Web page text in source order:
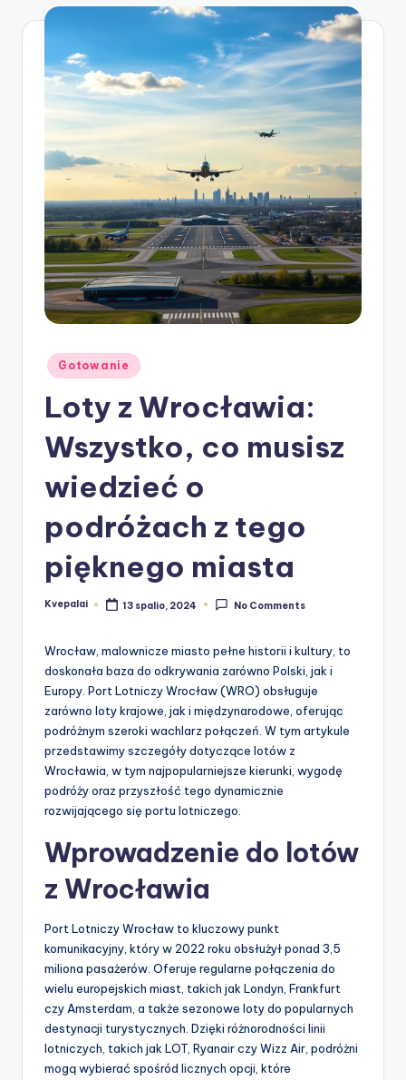
Posted
in
Gotowanie
Loty z Wrocławia:
Wszystko, co musisz
wiedzieć o
podróżach z tego
pięknego miasta
Posted
Kvepalai 13 spalio, 2024 No Comments
Wrocław, malownicze miasto pełne historii i kultury, to
doskonała baza do odkrywania zarówno Polski, jak i
Europy. Port Lotniczy Wrocław (WRO) obsługuje
zarówno loty krajowe, jak i międzynarodowe, oferując
podróżnym szeroki wachlarz połączeń. W tym artykule
przedstawimy szczegóły dotyczące lotów z
Wrocławia, w tym najpopularniejsze kierunki, wygodę
podróży oraz przyszłość tego dynamicznie
rozwijającego się portu lotniczego.
Wprowadzenie do lotów
z Wrocławia
Port Lotniczy Wrocław to kluczowy punkt
komunikacyjny, który w 2022 roku obsłużył ponad 3,5
miliona pasażerów. Oferuje regularne połączenia do
wielu europejskich miast, takich jak Londyn, Frankfurt
czy Amsterdam, a także sezonowe loty do popularnych
destynacji turystycznych. Dzięki różnorodności linii
lotniczych, takich jak LOT, Ryanair czy Wizz Air, podróżni
mogą wybierać spośród licznych opcji, które